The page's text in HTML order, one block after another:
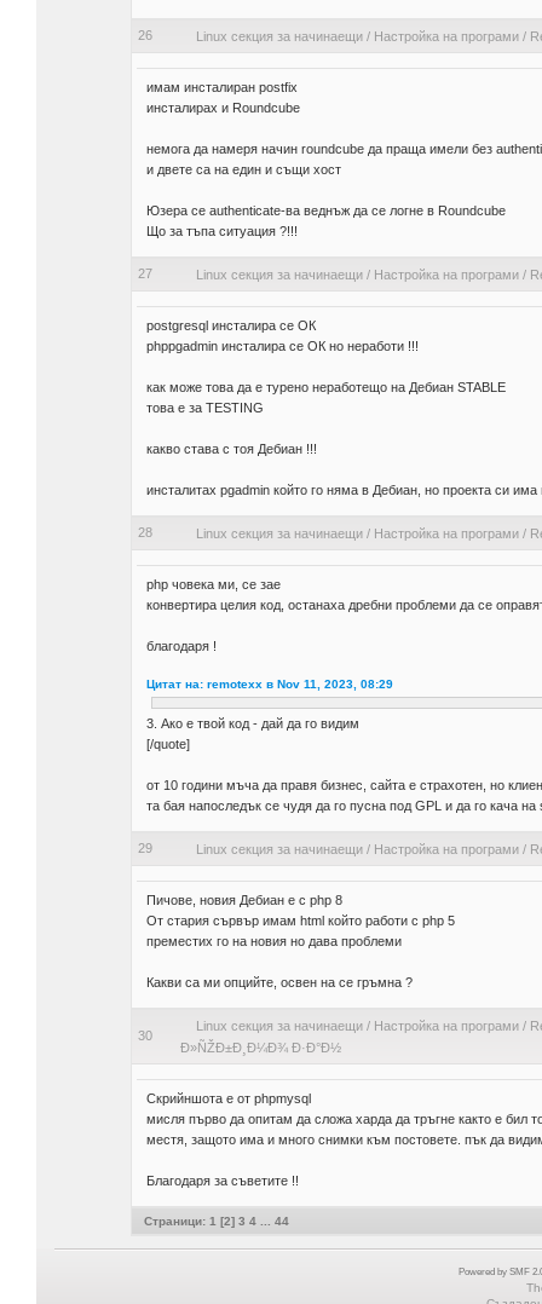
26 Linux секция за начинаещи/ Настройка на програми/
имам инсталиран postfix
инсталирах и Roundcube
немога да намеря начин roundcube да праща имели без
и двете са на един и същи хост
Юзера се authenticate-ва веднъж да се логне в Roundcube
Що за тъпа ситуация ?!!!
27 Linux секция за начинаещи/ Настройка на програми/
postgresql инсталира се ОК
phppgadmin инсталира се ОК но неработи !!!
как може това да е турено неработещо на Дебиан STABLE
това е за TESTING
какво става с тоя Дебиан !!!
инсталитах pgadmin който го няма в Дебиан, но проекта си има
28 Linux секция за начинаещи/ Настройка на програми/
php човека ми, се зае
конвертира целия код, останаха дребни проблеми да се
благодаря !
Цитат на: remotexx в Nov 11, 2023, 08:29
3. Ако е твой код - дай да го видим
[/quote]
от 10 години мъча да правя бизнес, сайта е страхотен, но
та бая напоследък се чудя да го пусна под GPL и да го кача
29 Linux секция за начинаещи/ Настройка на програми/
Пичове, новия Дебиан е с php 8
От стария сървър имам html който работи с php 5
преместих го на новия но дава проблеми
Какви са ми опцийте, освен на се гръмна ?
30
Linux секция за начинаещи/ Настройка на програми/
Ð»ÑŽÐ±Ð¸Ð¼Ð¾ Ð·Ð°Ð½
Скрийншота е от phpmysql
мисля първо да опитам да сложа харда да тръгне както е бил
местя, защото има и много снимки към постовете. пък да
Благодаря за съветите !!
Страници: 1 [2] 3 4 44
Powered by SMF